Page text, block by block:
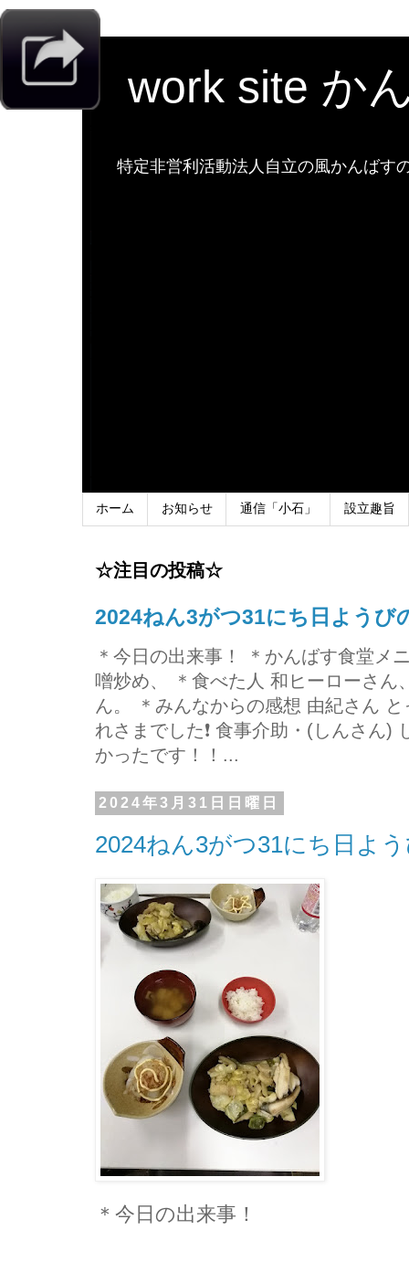
work site か
特定非営利活動法人自立の風かんばす
ホーム お知らせ 通信「小石」 設立趣旨
☆注目の投稿☆
2024ねん3がつ31にち日ようび
＊今日の出来事！ ＊かんばす食堂メ
噌炒め、 ＊食べた人 和ヒーローさん
ん。 ＊みんなからの感想 由紀さん
れさまでした❗ 食事介助・(しんさん)
かったです！！...
2024年3月31日日曜日
2024ねん3がつ31にち日よ
＊今日の出来事！